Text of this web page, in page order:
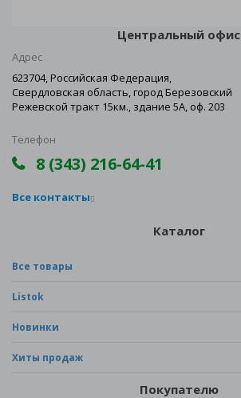
Центральный офис
Адрес
623704, Российская Федерация,
Свердловская область, город Березовский
Режевской тракт 15км., здание 5А, оф. 203
Телефон
8 (343) 216-64-41
Все контакты
Каталог
Все товары
Listok
Новинки
Хиты продаж
Покупателю